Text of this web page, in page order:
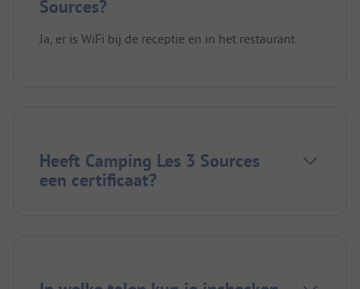
Sources?
Ja, er is WiFi bij de receptie en in het restaurant.
Heeft Camping Les 3 Sources
een certificaat?